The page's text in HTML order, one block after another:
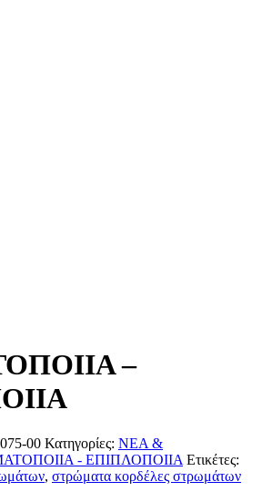
–
00 Κατηγορίες: ΝΕΑ &
- ΕΠΙΠΛΟΠΟΙΙΑ Ετικέτες:
, στρώματα κορδέλες στρωμάτων